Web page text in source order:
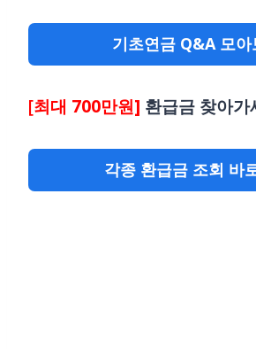
기초연금 Q&A 모
[최대 700만원]환급금 찾아
각종 환급금 조회 바